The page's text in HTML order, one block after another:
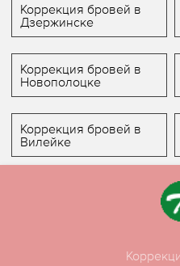
Коррекция бровей в
Дзержинске
Коррекция бровей в
Новополоцке
Коррекция бровей в
Вилейке